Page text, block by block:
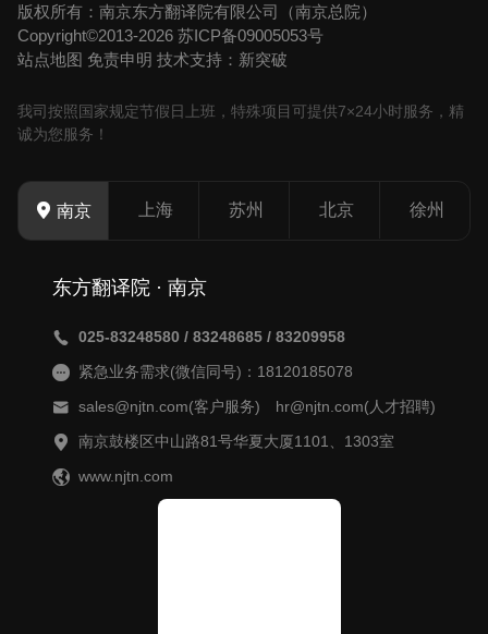
版权所有：南京东方翻译院有限公司（南京总院）
Copyright©2013-2026 苏ICP备09005053号
站点地图 免责申明 技术支持：新突破
我司按照国家规定节假日上班，特殊项目可提供7×24小时服务，精
诚为您服务！
南京 上海 苏州 北京 徐州
东方翻译院 · 南京
025-83248580 / 83248685 / 83209958
紧急业务需求(微信同号)：18120185078
sales@njtn.com(客户服务) hr@njtn.com(人才招聘)
南京鼓楼区中山路81号华夏大厦1101、1303室
www.njtn.com